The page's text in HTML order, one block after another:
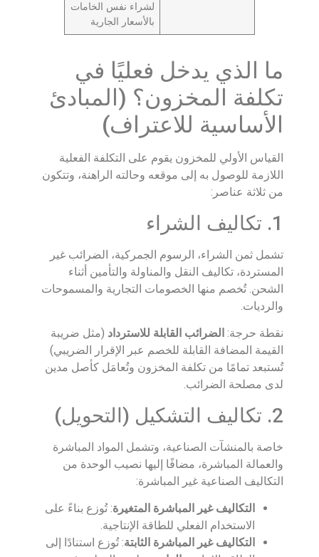
لشراء نفس الخامات
بالأسعار الجارية
ما الذي يدخل فعليًا في
تكلفة المخزون؟ (المبادئ
الأساسية للاعتراف)
القياس الأولي للمخزون يقوم على التكلفة الفعلية
اللازمة للوصول به إلى موقعه وحالته الراهنة، وتتكون
من ثلاثة عناصر:
1. تكاليف الشراء
تشمل ثمن الشراء، الرسوم الجمركية، الضرائب غير
المستردة، تكاليف النقل والمناولة والتأمين أثناء
الشحن. تُخصم منها الخصومات التجارية والمسموحات
والرديات.
نقطة حرجة: الضرائب القابلة للاسترداد (مثل ضريبة
القيمة المضافة القابلة للخصم عبر الإقرار الضريبي)
تُستبعد تمامًا من تكلفة المخزون وتُعامَل كأصل مدين
لدى مصلحة الضرائب.
2. تكاليف التشكيل (التحويل)
خاصة بالمنشآت الصناعية، وتشمل المواد المباشرة
والعمالة المباشرة، مضافًا إليها نصيب الوحدة من
التكاليف الصناعية غير المباشرة:
التكاليف غير المباشرة المتغيرة: تُوزع بناءً على
الاستخدام الفعلي للطاقة الإنتاجية.
التكاليف غير المباشرة الثابتة: تُوزع استنادًا إلى